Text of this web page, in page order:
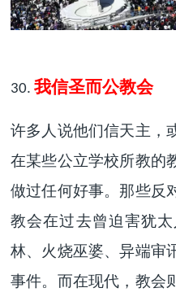
30. 我信圣而公教会
许多人说他们信天主，
在某些公立学校所教的
做过任何好事。那些反
教会在过去曾迫害犹
林、火烧巫婆、异端审
事件。而在现代，教会